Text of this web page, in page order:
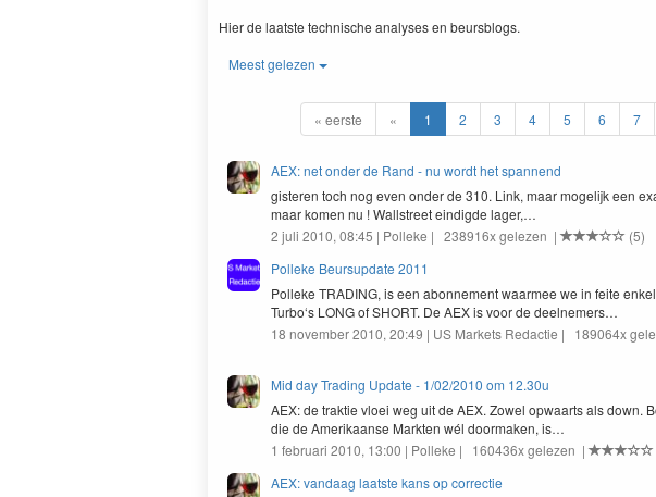
Hier de laat­ste tech­nis­che analy­ses en beursblogs.
Meest gelezen
« eerste « 1 2 3 4 5 6 7
AEX: net onder de Rand - nu wordt het spannend
gis­teren toch nog even onder de 310. Link, maar mogelijk een
maar komen nu ! Wall­street eindigde lager,…
2 juli 2010, 08:45 | Polleke | 238916x gelezen |
(5)
Polleke Beursupdate 2011
Polleke TRAD­ING, is een abon­nement waarmee we in feite
Turbo‘s LONGofSHORT. De AEXis voor de deelnemers…
18 november 2010, 20:49 | US Markets Redactie | 189064x
Mid day Trading Update - 1/02/2010 om 12.30u
AEX: de trak­tie vloei weg uit de AEX. Zow­el opwaarts als down.
die de Amerikaanse Mark­ten wél door­mak­en, is…
1 februari 2010, 13:00 | Polleke | 160436x gelezen |
AEX: vandaag laatste kans op correctie